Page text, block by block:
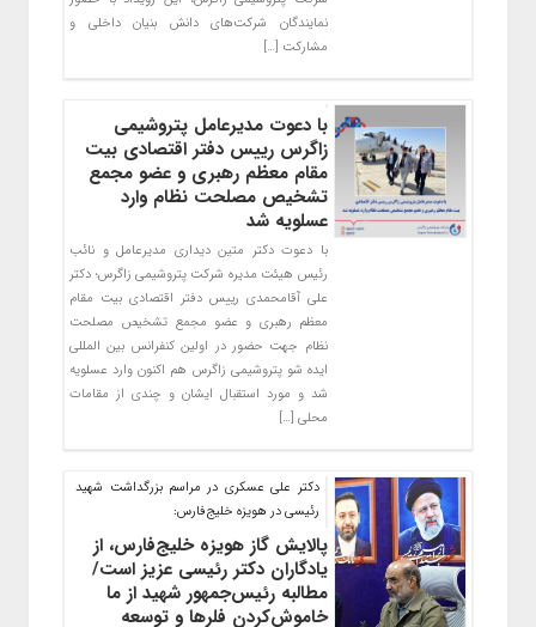
نمایندگان شرکت‌های دانش بنیان داخلی و
مشارکت […]
با دعوت مدیرعامل پتروشیمی
زاگرس رییس دفتر اقتصادی بیت
مقام معظم رهبری‌ و عضو مجمع
تشخیص مصلحت نظام وارد
عسلویه شد
با دعوت دکتر متین دیداری مدیرعامل و نائب
رئیس هیئت مدیره شرکت پتروشیمی زاگرس؛ دکتر
علی آقامحمدی رییس دفتر اقتصادی بیت مقام
معظم رهبری و عضو مجمع تشخیص مصلحت
نظام جهت حضور در اولین کنفرانس بین المللی
ایده شو پتروشیمی زاگرس هم اکنون وارد عسلویه
شد و مورد استقبال ایشان و چندی از مقامات
محلی […]
دکتر علی عسکری در مراسم بزرگداشت شهید
رئیسی در هویزه خلیج‌فارس:
پالایش گاز هویزه خلیج‌فارس، از
یادگاران دکتر رئیسی عزیز است/
مطالبه رئیس‌جمهور شهید از ما
خاموش‌کردن فلرها و توسعه